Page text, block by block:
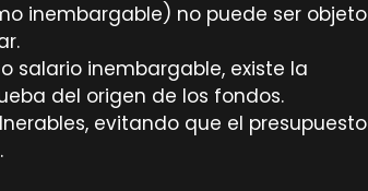
inembargable) no puede ser objeto
salario inembargable, existe la
del origen de los fondos.
evitando que el presupuesto